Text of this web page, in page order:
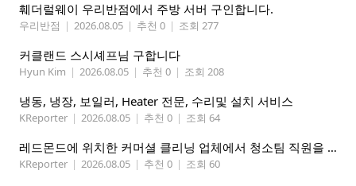
훼더럴웨이 우리반점에서 주방 서버 구인합니다.
우리반점 | 2026.08.05 | 추천 0 | 조회 277
커클랜드 스시셰프님 구합니다
Hyun Kim | 2026.08.05 | 추천 0 | 조회 208
냉동, 냉장, 보일러, Heater 전문, 수리및 설치 서비스
KReporter | 2026.08.05 | 추천 0 | 조회 64
레드몬드에 위치한 커머셜 클리닝 업체에서 청소팀 직원을 모집합니다.
KReporter | 2026.08.05 | 추천 0 | 조회 60